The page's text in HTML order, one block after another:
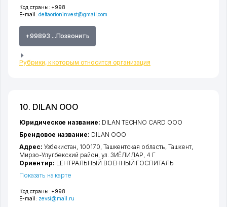
Код страны: +998
E-mail: deltaorioninvest@gmail.com
+99893 ...Позвонить
Рубрики, к которым относится организация
10. DILAN ООО
Код страны: +998
E-mail: zevsi@mail.ru
Юридическое название: DILAN TECHNO CARD ООО
Брендовое название: DILAN ООО
Адрес: Узбекистан, 100170, Ташкентская область Ташкент
Мирзо-Улугбекский район ул. ЗИЁЛИЛАР , 4 Г
Ориентир: ЦЕНТРАЛЬНЫЙ ВОЕННЫЙ ГОСПИТАЛЬ
Показать на карте